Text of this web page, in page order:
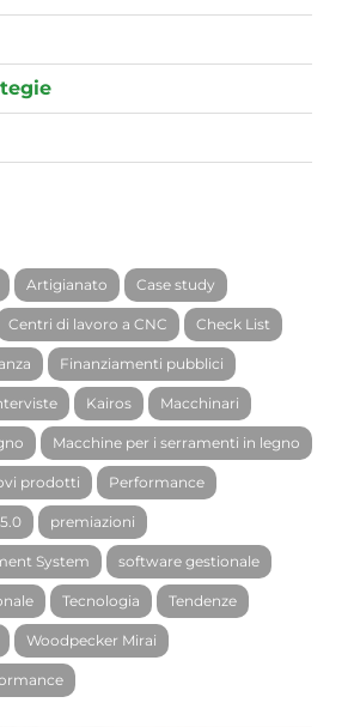
Artigianato Case study
Centri di lavoro a CNC Check List
Finanziamenti pubblici
Kairos Macchinari
Macchine per i serramenti in legno
prodotti Performance
premiazioni
System software gestionale
Tecnologia Tendenze
Woodpecker Mirai